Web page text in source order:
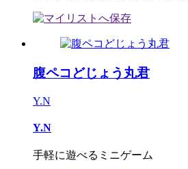
腹ペコどじょう丸君
Y.N
Y.N
手軽に遊べるミニゲーム